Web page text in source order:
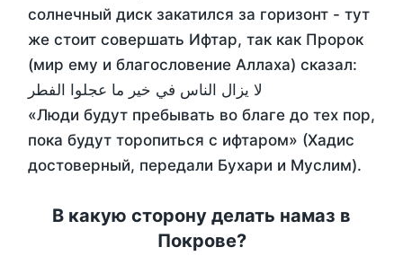
солнечный диск закатился за горизонт - тут
же стоит совершать Ифтар, так как Пророк
(мир ему и благословение Аллаха) сказал:
لا يزال الناس في خير ما عجلوا الفطر
«Люди будут пребывать во благе до тех пор,
пока будут торопиться с ифтаром» (Хадис
достоверный, передали Бухари и Муслим).
В какую сторону делать намаз в
Покрове?